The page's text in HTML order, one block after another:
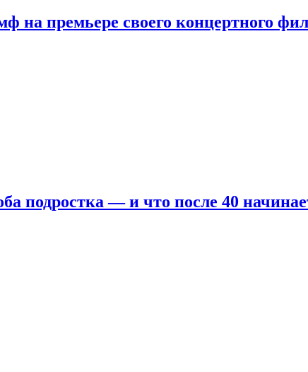
на премьере своего концертного
подростка — и что после 40